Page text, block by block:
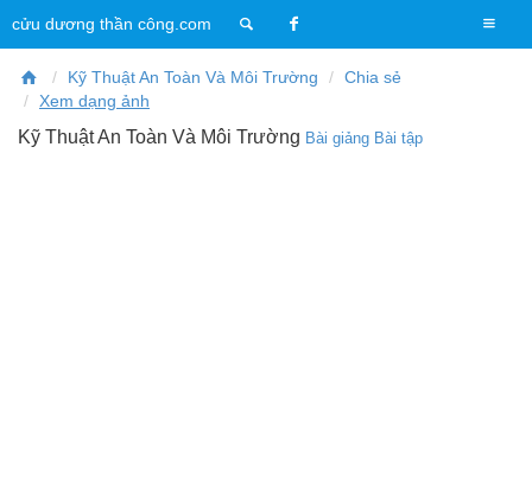
T
o
cửu dương thần công.com
Kỹ Thuật An Toàn Và Môi Trường
Chia sẻ
Xem dạng ảnh
Kỹ Thuật An Toàn Và Môi Trường Bài giảng Bài tập